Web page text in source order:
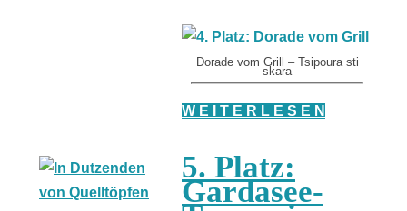
Dorade vom Grill – Tsipoura sti
skara
W E I T E R L E S E N
5. Platz:
Gardasee-